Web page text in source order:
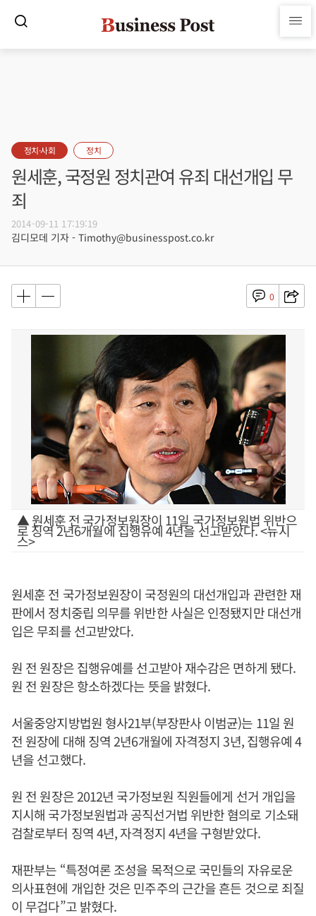
정치·사회 정치
원세훈, 국정원 정치관여 유죄 대선개입 무
죄
2014-09-11 17:19:19
김디모데 기자 - Timothy@businesspost.co.kr
0
▲ 원세훈 전 국가정보원장이 11일 국가정보원법 위반으
로 징역 2년6개월에 집행유예 4년을 선고받았다. <뉴시
스>
원세훈 전 국가정보원장이 국정원의 대선개입과 관련한 재
판에서 정치중립 의무를 위반한 사실은 인정됐지만 대선개
입은 무죄를 선고받았다.
원 전 원장은 집행유예를 선고받아 재수감은 면하게 됐다.
원 전 원장은 항소하겠다는 뜻을 밝혔다.
서울중앙지방법원 형사21부(부장판사 이범균)는 11일 원
전 원장에 대해 징역 2년6개월에 자격정지 3년, 집행유예 4
년을 선고했다.
원 전 원장은 2012년 국가정보원 직원들에게 선거 개입을
지시해 국가정보원법과 공직선거법 위반한 혐의로 기소돼
검찰로부터 징역 4년, 자격정지 4년을 구형받았다.
재판부는 “특정여론 조성을 목적으로 국민들의 자유로운
의사표현에 개입한 것은 민주주의 근간을 흔든 것으로 죄질
이 무겁다”고 밝혔다.